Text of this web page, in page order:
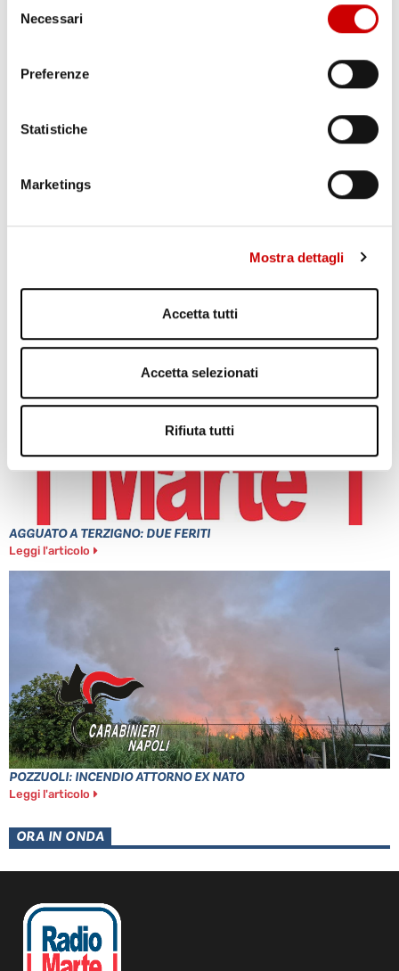
delNecessari
Preferenze
Statistiche
Marketings
Mostra dettagli
Accetta tutti
Accetta selezionati
Rifiuta tutti
POZZUOLI: CITTADINI CONTRO GESTIONE EMERGENZA
TRAGEDIA IERI AD ERCOLANO: UN OPERAIO E’ MORTO
AGGUATO A TERZIGNO: DUE FERITI
Leggi l'articolo
POZZUOLI: INCENDIO ATTORNO EX NATO
Leggi l'articolo
ORA IN ONDA